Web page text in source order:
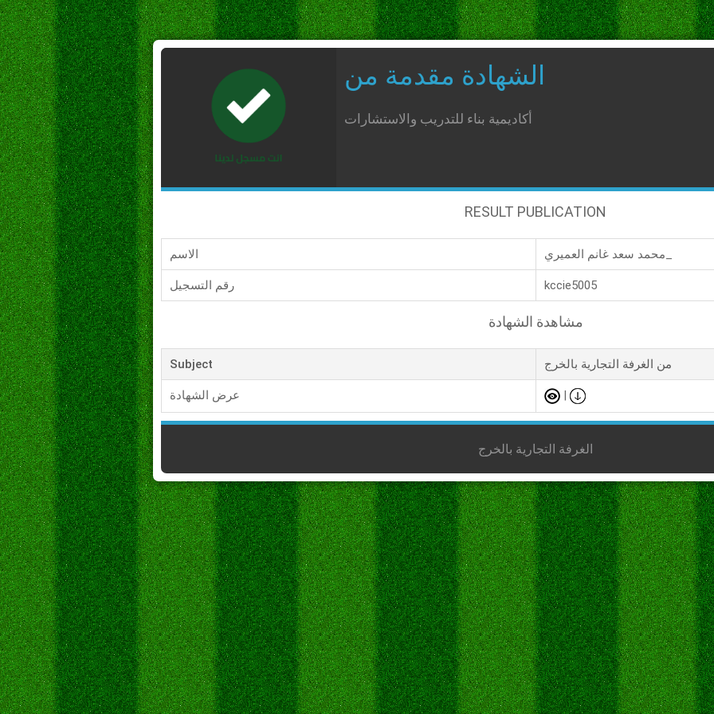
الشهادة مقدمة من
أكاديمية بناء للتدريب والاستشارات
RESULT PUBLICATION
الاسم
رقم التسجيل kccie5005
مشاهدة الشهادة
Subject من الغرفة التجارية بالخرج
عرض الشهادة |
الغرفة التجارية بالخرج